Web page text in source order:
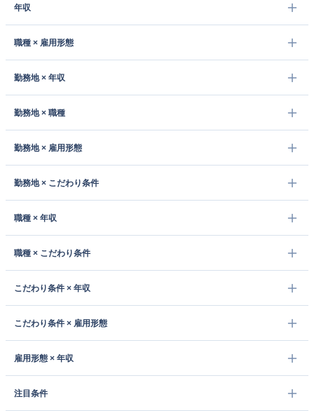
年収
職種 × 雇用形態
勤務地 × 年収
勤務地 × 職種
勤務地 × 雇用形態
勤務地 × こだわり条件
職種 × 年収
職種 × こだわり条件
こだわり条件 × 年収
こだわり条件 × 雇用形態
雇用形態 × 年収
注目条件